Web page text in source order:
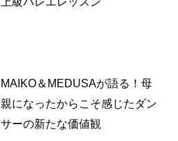
MAIKO＆MEDUSAが語る！母
親になったからこそ感じたダン
サーの新たな価値観